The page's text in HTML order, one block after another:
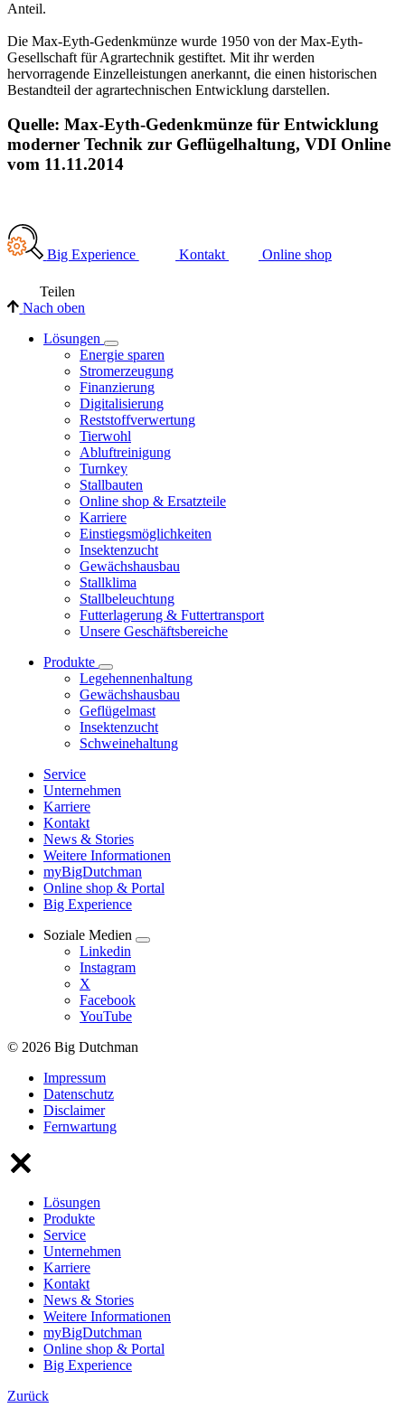
Anteil.
Die Max-Eyth-Gedenkmünze wurde 1950 von der Max-Eyth-
Gesellschaft für Agrartechnik gestiftet. Mit ihr werden
hervorragende Einzelleistungen anerkannt, die einen historischen
Bestandteil der agrartechnischen Entwicklung darstellen.
Quelle: Max-Eyth-Gedenkmünze für Entwicklung
moderner Technik zur Geflügelhaltung, VDI Online
vom 11.11.2014
Big Experience Kontakt Online shop
Teilen
Nach oben
Lösungen
Energie sparen
Stromerzeugung
Finanzierung
Digitalisierung
Reststoffverwertung
Tierwohl
Abluftreinigung
Turnkey
Stallbauten
Online shop & Ersatzteile
Karriere
Einstiegsmöglichkeiten
Insektenzucht
Gewächshausbau
Stallklima
Stallbeleuchtung
Futterlagerung & Futtertransport
Unsere Geschäftsbereiche
Produkte
Legehennenhaltung
Gewächshausbau
Geflügelmast
Insektenzucht
Schweinehaltung
Service
Unternehmen
Karriere
Kontakt
News & Stories
Weitere Informationen
myBigDutchman
Online shop & Portal
Big Experience
Soziale Medien
Linkedin
Instagram
X
Facebook
YouTube
© 2026 Big Dutchman
Impressum
Datenschutz
Disclaimer
Fernwartung
Lösungen
Produkte
Service
Unternehmen
Karriere
Kontakt
News & Stories
Weitere Informationen
myBigDutchman
Online shop & Portal
Big Experience
Zurück